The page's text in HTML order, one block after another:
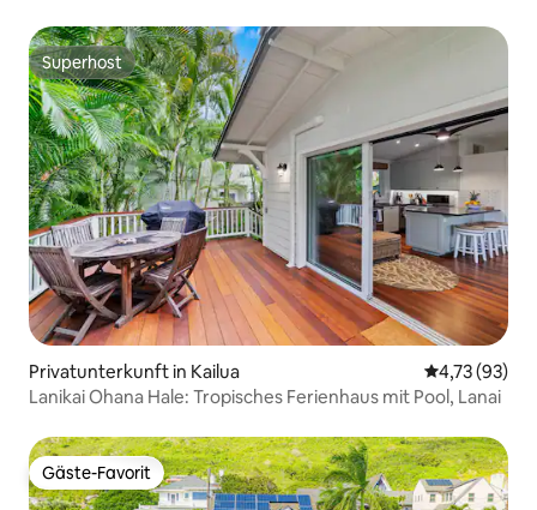
Superhost
Superhost
Privatunterkunft in Kailua
4,73 (93)
Lanikai Ohana Hale: Tropisches Ferienhaus mit Pool, Lanai
Gäste-Favorit
Gäste-Favorit